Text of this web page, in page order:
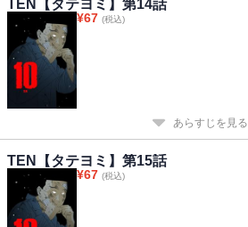
TEN【タテヨミ】第14話
¥67 (税込)
あらすじを見る
TEN【タテヨミ】第15話
¥67 (税込)